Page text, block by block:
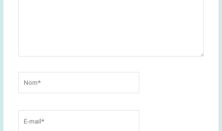
mail*